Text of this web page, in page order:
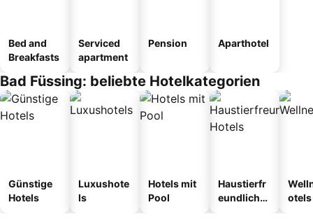
Bed and
Breakfasts
Serviced
apartment
Pension Aparthotel
Bad Füssing: beliebte Hotelkategorien
Günstige
Hotels
Luxushote
ls
Hotels mit
Pool
Haustierfr
eundliche
otels